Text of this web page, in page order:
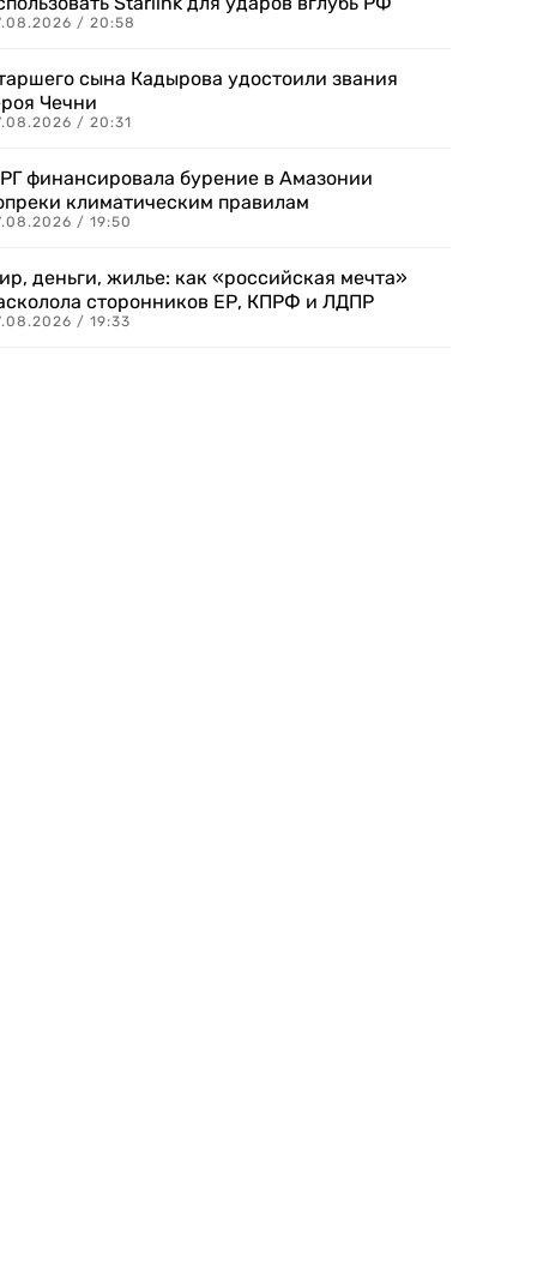
/ 20:58
сына Кадырова удостоили звания
Чечни
/ 20:31
финансировала бурение в Амазонии
климатическим правилам
/ 19:50
деньги, жилье: как «российская мечта»
сторонников ЕР, КПРФ и ЛДПР
/ 19:33